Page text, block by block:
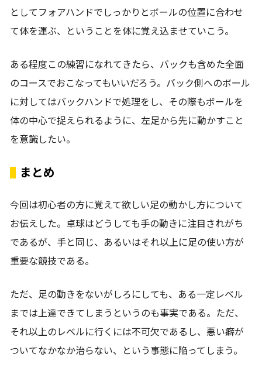
としてフォアハンドでしっかりとボールの位置に合わせ
て体を運ぶ、ということを体に覚え込ませていこう。
ある程度この練習になれてきたら、バックも含めた全面
のコースでおこなってもいいだろう。バック側へのボール
に対してはバックハンドで処理をし、その際もボールを
体の中心で捉えられるように、左足から先に動かすこと
を意識したい。
まとめ
今回は初心者の方に覚えて欲しい足の動かし方について
お伝えした。卓球はどうしても手の動きに注目されがち
であるが、手と同じ、あるいはそれ以上に足の使い方が
重要な競技である。
ただ、足の動きをないがしろにしても、ある一定レベル
までは上達できてしまうというのも事実である。ただ、
それ以上のレベルに行くには不可欠であるし、悪い癖が
ついてなかなか治らない、という事態に陥ってしまう。